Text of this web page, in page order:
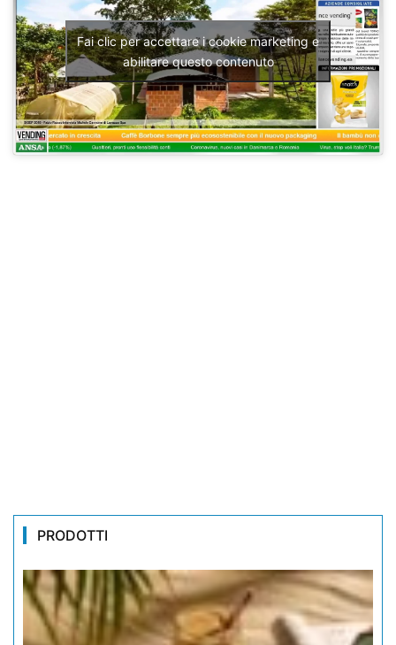
Fai clic per accettare i cookie marketing e
abilitare questo contenuto
PRODOTTI